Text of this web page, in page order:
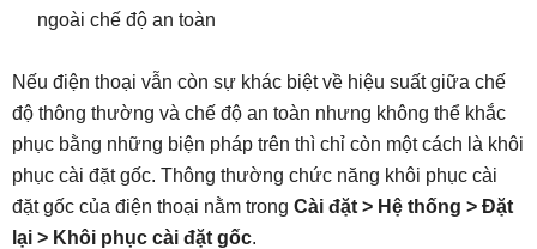
ngoài chế độ an toàn
Nếu điện thoại vẫn còn sự khác biệt về hiệu suất giữa chế
độ thông thường và chế độ an toàn nhưng không thể khắc
phục bằng những biện pháp trên thì chỉ còn một cách là khôi
phục cài đặt gốc. Thông thường chức năng khôi phục cài
đặt gốc của điện thoại nằm trong Cài đặt > Hệ thống > Đặt
lại > Khôi phục cài đặt gốc.